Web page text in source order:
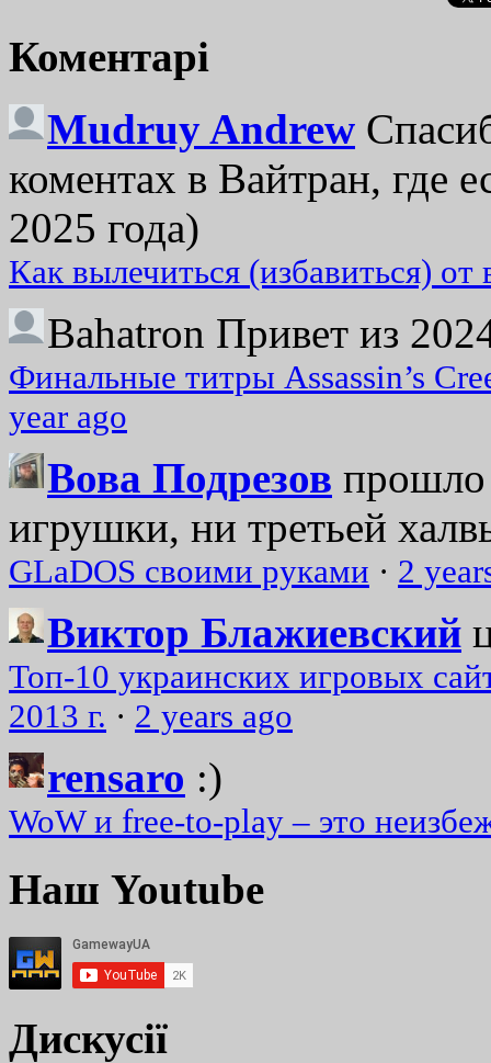
Коментарі
Mudruy Andrew
коментах в Вайтран, где
2025 года)
Как вылечиться (избавиться)
Bahatron Привет из
Финальные титры Assassin’s
year ago
Вова Подрезов прошло
игрушки, ни третьей
GLaDOS своими руками · 2
Виктор Блажиевский
Топ-10 украинских игровых
2013 г. · 2 years ago
rensaro :)
WoW и free-to-play – это
Наш Youtube
Дискусії